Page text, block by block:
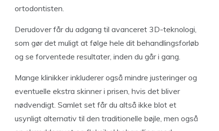
ortodontisten.
Derudover får du adgang til avanceret 3D-teknologi,
som gør det muligt at følge hele dit behandlingsforløb
og se forventede resultater, inden du går i gang.
Mange klinikker inkluderer også mindre justeringer og
eventuelle ekstra skinner i prisen, hvis det bliver
nødvendigt. Samlet set får du altså ikke blot et
usynligt alternativ til den traditionelle bøjle, men også